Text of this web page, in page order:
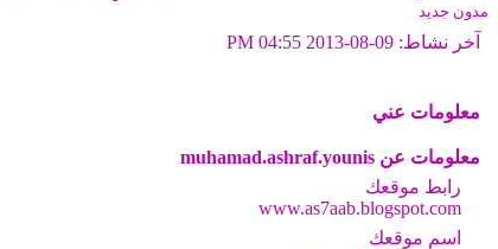
مدون جديد
آخر نشاط: 04:55 PM
معلومات عني
معلومات عن muhamad.ashraf.younis
رابط موقعك
www.as7aab.blogspot.com
اسم موقعك